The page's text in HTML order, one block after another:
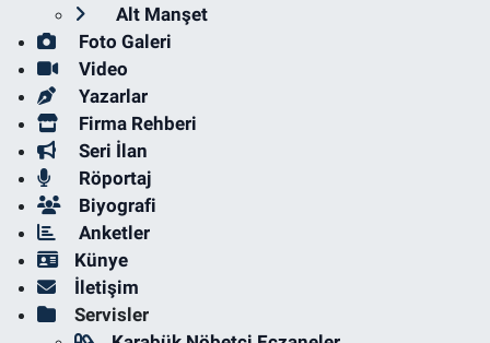
Alt Manşet
Foto Galeri
Video
Yazarlar
Firma Rehberi
Seri İlan
Röportaj
Biyografi
Anketler
Künye
İletişim
Servisler